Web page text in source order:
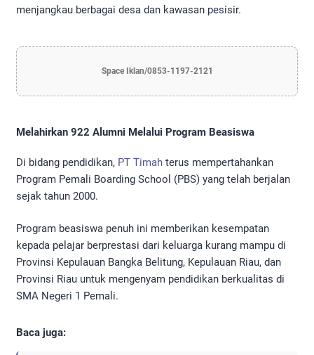
menjangkau berbagai desa dan kawasan pesisir.
Space Iklan/0853-1197-2121
Melahirkan 922 Alumni Melalui Program Beasiswa
Di bidang pendidikan, PT Timah terus mempertahankan
Program Pemali Boarding School (PBS) yang telah berjalan
sejak tahun 2000.
Program beasiswa penuh ini memberikan kesempatan
kepada pelajar berprestasi dari keluarga kurang mampu di
Provinsi Kepulauan Bangka Belitung, Kepulauan Riau, dan
Provinsi Riau untuk mengenyam pendidikan berkualitas di
SMA Negeri 1 Pemali.
Baca juga: